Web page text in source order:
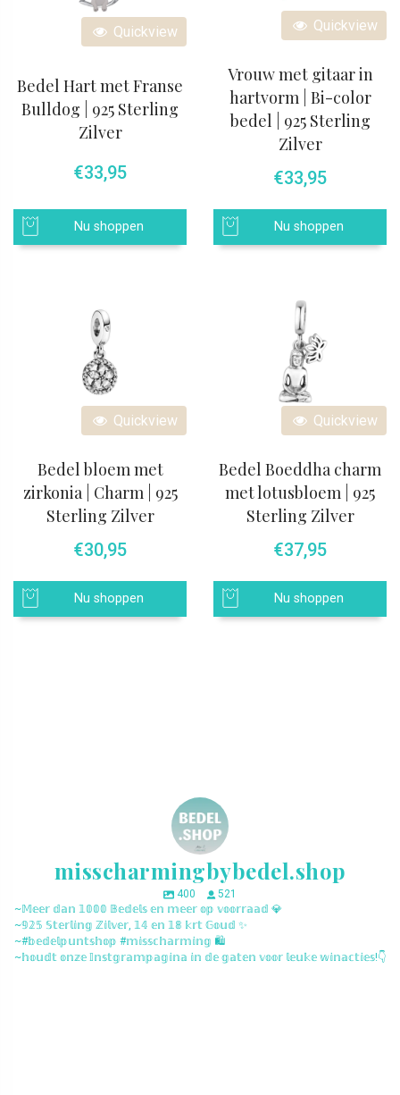
Quickview
Bedel Hart met Franse
Bulldog | 925 Sterling
Zilver
€33,95
Nu shoppen
Quickview
Vrouw met gitaar in
hartvorm | Bi-color
bedel | 925 Sterling
Zilver
€33,95
Nu shoppen
Quickview
Bedel bloem met
zirkonia | Charm | 925
Sterling Zilver
€30,95
Nu shoppen
Quickview
Bedel Boeddha charm
met lotusbloem | 925
Sterling Zilver
€37,95
Nu shoppen
misscharmingbybedel.shop
400
521
~𝕄𝕖𝕖𝕣 𝕕𝕒𝕟 𝟙𝟘𝟘𝟘 𝔹𝕖𝕕𝕖𝕝𝕤 𝕖𝕟 𝕞𝕖𝕖𝕣 𝕠𝕡 𝕧𝕠𝕠𝕣𝕣𝕒𝕒𝕕 💎
~𝟡𝟚𝟝 𝕊𝕥𝕖𝕣𝕝𝕚𝕟𝕘 ℤ𝕚𝕝𝕧𝕖𝕣, 𝟙𝟜 𝕖𝕟 𝟙𝟠 𝕜𝕣𝕥 𝔾𝕠𝕦𝕕 ✨
~#𝕓𝕖𝕕𝕖𝕝𝕡𝕦𝕟𝕥𝕤𝕙𝕠𝕡 #𝕞𝕚𝕤𝕤𝕔𝕙𝕒𝕣𝕞𝕚𝕟𝕘 🛍️
~𝕙𝕠𝕦𝕕𝕥 𝕠𝕟𝕫𝕖 𝕀𝕟𝕤𝕥𝕘𝕣𝕒𝕞𝕡𝕒𝕘𝕚𝕟𝕒 𝕚𝕟 𝕕𝕖 𝕘𝕒𝕥𝕖𝕟 𝕧𝕠𝕠𝕣 𝕝𝕖𝕦𝕜𝕖 𝕨𝕚𝕟𝕒𝕔𝕥𝕚𝕖𝕤!👇